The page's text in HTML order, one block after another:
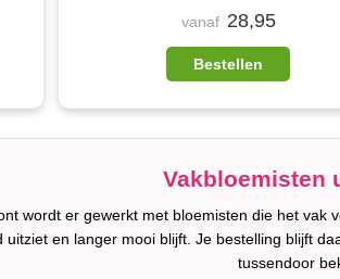
vanaf 28,95
Bestellen
Vakbloemisten
wordt er gewerkt met bloemisten die het
uitziet en langer mooi blijft. Je bestelling blijft
tussendoor